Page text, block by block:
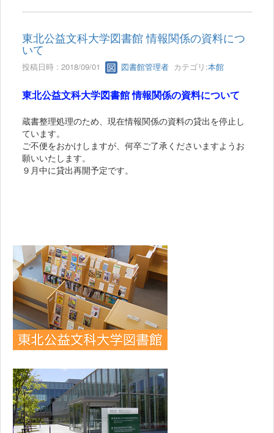
東北公益文科大学図書館 情報関係の資料につ
いて
投稿日時 : 2018/09/01 図書館管理者 カテゴリ:本館
東北公益文科大学図書館 情報関係の資料について
蔵書整理処理のため、現在情報関係の資料の貸出を停止し
ています。
ご不便をおかけしますが、何卒ご了承くださいますようお
願いいたします。
９月中に貸出再開予定です。